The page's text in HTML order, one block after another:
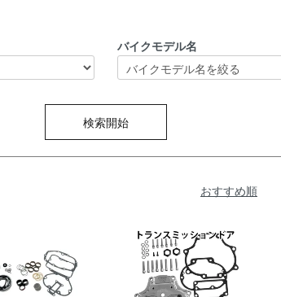
バイクモデル名
検索開始
おすすめ順